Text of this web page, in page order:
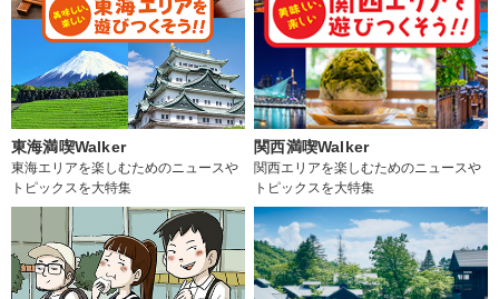
東海満喫Walker
東海エリアを楽しむためのニュースや
トピックスを大特集
関西満喫Walker
関西エリアを楽しむためのニュースや
トピックスを大特集